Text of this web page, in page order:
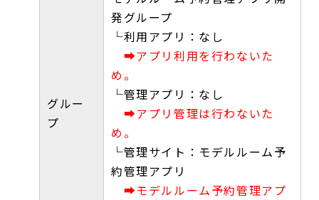
グルー
プ
発グループ
└利用アプリ：なし
➡アプリ利用を行わないた
め。
└管理アプリ：なし
➡アプリ管理は行わないた
め。
└管理サイト：モデルルーム予
約管理アプリ
➡モデルルーム予約管理アプ